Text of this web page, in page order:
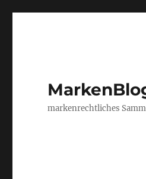
markenrechtliches